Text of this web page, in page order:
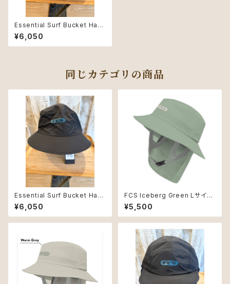
Essential Surf Bucket Hat
TidalTeal Mサイズ
¥6,050
同じカテゴリの商品
Essential Surf Bucket Hat
Bk/Teal Mサイズ
¥6,050
FCS Iceberg Green Lサイズ
Essential SurfHat
¥5,500